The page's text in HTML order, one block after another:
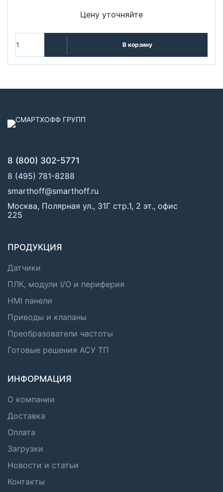
Цену уточняйте
В корзину
8 (800) 302-5771
8 (495) 781-8288
smarthoff@smarthoff.ru
Москва, Полярная ул., 31Г стр.1, 2 эт., офис
225
ПРОДУКЦИЯ
Датчики
ПЛК, модули I/O и периферия
HMI панели
Приводы и клапаны
Преобразователи частоты
Готовые решения АСУ ТП
ИНФОРМАЦИЯ
О компании
Доставка
Оплата
Загрузки
Новости и статьи
Контакты